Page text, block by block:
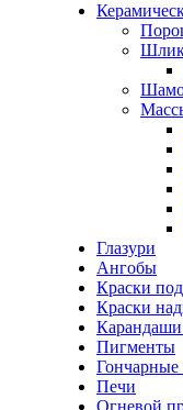
Глазури
Ангобы
Краски
Краски
Карандаши
Пигменты
Гончарные
Печи
Огневой